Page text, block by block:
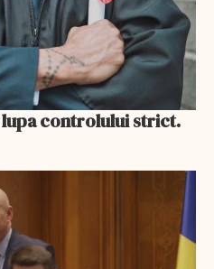
controlului strict.